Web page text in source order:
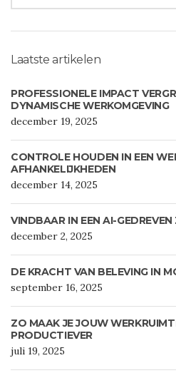
Laatste artikelen
PROFESSIONELE IMPACT
DYNAMISCHE WERKOMGEVING
december 19, 2025
CONTROLE HOUDEN IN EEN
AFHANKELIJKHEDEN
december 14, 2025
VINDBAAR IN EEN AI-
december 2, 2025
DE KRACHT VAN BELEVING IN
september 16, 2025
ZO MAAK JE JOUW
PRODUCTIEVER
juli 19, 2025